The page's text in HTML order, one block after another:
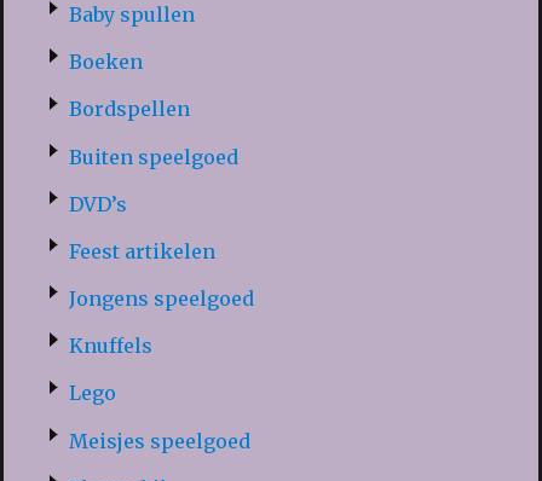
Baby spullen
Boeken
Bordspellen
Buiten speelgoed
DVD’s
Feest artikelen
Jongens speelgoed
Knuffels
Lego
Meisjes speelgoed